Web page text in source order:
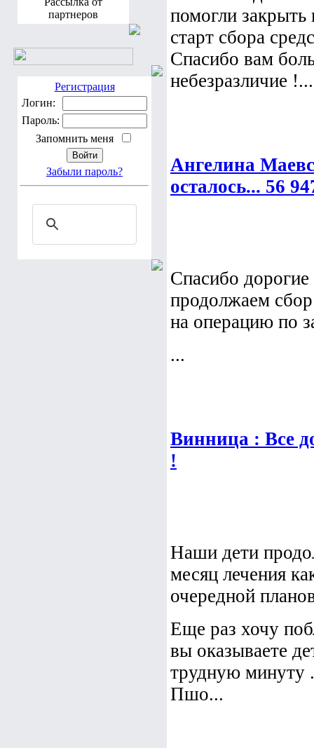
партнеров
Регистрация
Логин:
Пароль:
Запомнить меня
Забыли пароль?
помогли
старт сбора
Спасибо вам
небезразличие !...
Ангелина
осталось... 56
Спасибо
продолжаем
на операцию по
...
Винница : Все
!
Наши дети
месяц лечения
очередной
Еще раз хочу
вы оказываете
трудную минуту
Пшо...